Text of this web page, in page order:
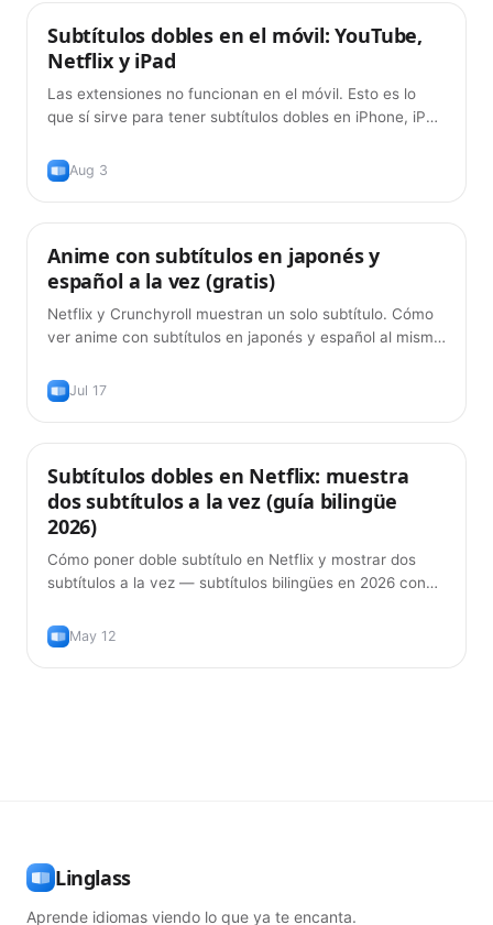
Consejos
Subtítulos dobles en el móvil: YouTube,
Netflix y iPad
Las extensiones no funcionan en el móvil. Esto es lo
que sí sirve para tener subtítulos dobles en iPhone, iPad
Aug 3
Consejos
Anime con subtítulos en japonés y
español a la vez (gratis)
Netflix y Crunchyroll muestran un solo subtítulo. Cómo
ver anime con subtítulos en japonés y español al mismo
Jul 17
Consejos
Subtítulos dobles en Netflix: muestra
dos subtítulos a la vez (guía bilingüe
2026)
Cómo poner doble subtítulo en Netflix y mostrar dos
subtítulos a la vez — subtítulos bilingües en 2026 con
y la forma correcta de usarlos para aprender el idioma
de verdad.
May 12
Linglass
Aprende idiomas viendo lo que ya te encanta.